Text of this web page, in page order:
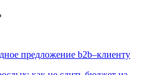
предложение b2b–клиенту